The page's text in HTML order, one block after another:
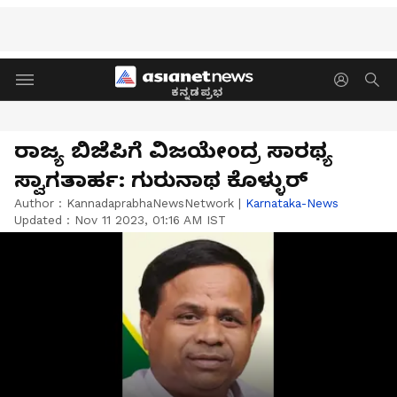
ಕನ್ನಡಪ್ರಭ
ರಾಜ್ಯ ಬಿಜೆಪಿಗೆ ವಿಜಯೇಂದ್ರ ಸಾರಥ್ಯ
ಸ್ವಾಗತಾರ್ಹ: ಗುರುನಾಥ ಕೊಳ್ಳುರ್
Author : KannadaprabhaNewsNetwork | Karnataka-News
Updated : Nov 11 2023, 01:16 AM IST